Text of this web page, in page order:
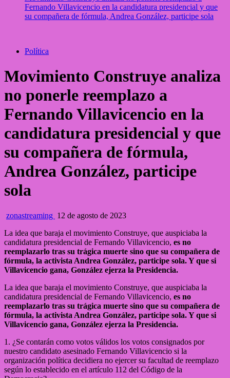
Fernando Villavicencio en la candidatura presidencial y que
su compañera de fórmula, Andrea González, participe sola
Política
Movimiento Construye analiza
no ponerle reemplazo a
Fernando Villavicencio en la
candidatura presidencial y que
su compañera de fórmula,
Andrea González, participe
sola
zonastreaming 12 de agosto de 2023
La idea que baraja el movimiento Construye, que auspiciaba la
candidatura presidencial de Fernando Villavicencio, es no
reemplazarlo tras su trágica muerte sino que su compañera de
fórmula, la activista Andrea González, participe sola. Y que si
Villavicencio gana, González ejerza la Presidencia.
La idea que baraja el movimiento Construye, que auspiciaba la
candidatura presidencial de Fernando Villavicencio, es no
reemplazarlo tras su trágica muerte sino que su compañera de
fórmula, la activista Andrea González, participe sola. Y que si
Villavicencio gana, González ejerza la Presidencia.
1. ¿Se contarán como votos válidos los votos consignados por
nuestro candidato asesinado Fernando Villavicencio si la
organización política decidiera no ejercer su facultad de reemplazo
según lo establecido en el artículo 112 del Código de la